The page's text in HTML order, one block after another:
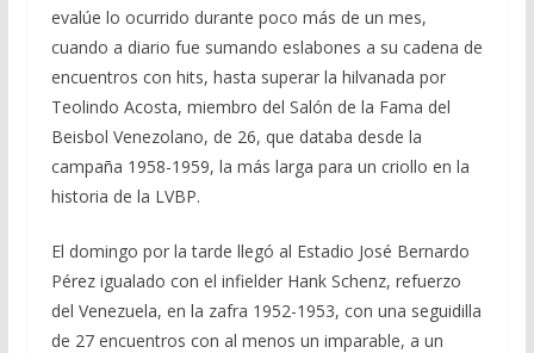
evalúe lo ocurrido durante poco más de un mes,
cuando a diario fue sumando eslabones a su cadena de
encuentros con hits, hasta superar la hilvanada por
Teolindo Acosta, miembro del Salón de la Fama del
Beisbol Venezolano, de 26, que databa desde la
campaña 1958-1959, la más larga para un criollo en la
historia de la LVBP.
El domingo por la tarde llegó al Estadio José Bernardo
Pérez igualado con el infielder Hank Schenz, refuerzo
del Venezuela, en la zafra 1952-1953, con una seguidilla
de 27 encuentros con al menos un imparable, a un